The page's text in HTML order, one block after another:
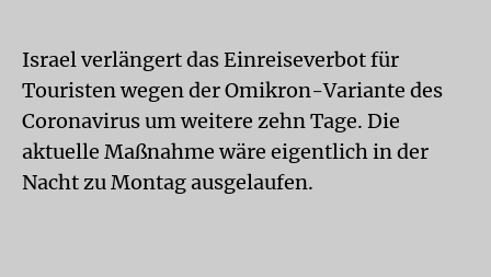
Israel verlängert das Einreiseverbot für
Touristen wegen der Omikron-Variante des
Coronavirus um weitere zehn Tage. Die
aktuelle Maßnahme wäre eigentlich in der
Nacht zu Montag ausgelaufen.